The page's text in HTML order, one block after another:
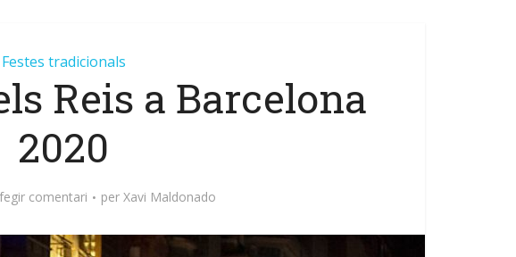
Festes tradicionals
Reis a Barcelona
2020
comentari per Xavi Maldonado